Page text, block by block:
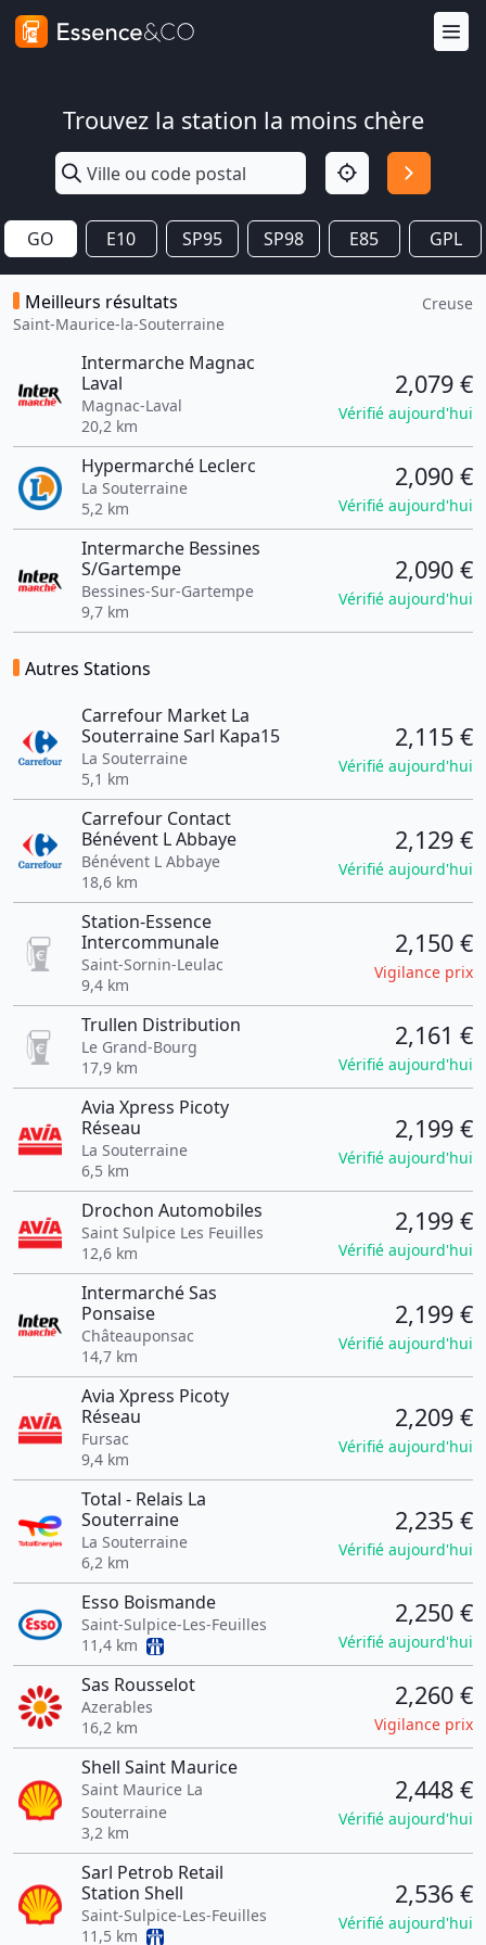
Trouvez la station la moins chère
GO E10 SP95 SP98 E85 GPL
Meilleurs résultats
Saint-Maurice-la-Souterraine
Creuse
Intermarche Magnac
Laval
Magnac-Laval
20,2 km
2,079 €
Vérifié aujourd'hui
Hypermarché Leclerc
La Souterraine
5,2 km
2,090 €
Vérifié aujourd'hui
Intermarche Bessines
S/Gartempe
Bessines-Sur-Gartempe
9,7 km
2,090 €
Vérifié aujourd'hui
Autres Stations
Carrefour Market La
Souterraine Sarl Kapa15
La Souterraine
5,1 km
2,115 €
Vérifié aujourd'hui
Carrefour Contact
Bénévent L Abbaye
Bénévent L Abbaye
18,6 km
2,129 €
Vérifié aujourd'hui
Station-Essence
Intercommunale
Saint-Sornin-Leulac
9,4 km
2,150 €
Vigilance prix
Trullen Distribution
Le Grand-Bourg
17,9 km
2,161 €
Vérifié aujourd'hui
Avia Xpress Picoty
Réseau
La Souterraine
6,5 km
2,199 €
Vérifié aujourd'hui
Drochon Automobiles
Saint Sulpice Les Feuilles
12,6 km
2,199 €
Vérifié aujourd'hui
Intermarché Sas
Ponsaise
Châteauponsac
14,7 km
2,199 €
Vérifié aujourd'hui
Avia Xpress Picoty
Réseau
Fursac
9,4 km
2,209 €
Vérifié aujourd'hui
Total - Relais La
Souterraine
La Souterraine
6,2 km
2,235 €
Vérifié aujourd'hui
Esso Boismande
Saint-Sulpice-Les-Feuilles
11,4 km
2,250 €
Vérifié aujourd'hui
Sas Rousselot
Azerables
16,2 km
2,260 €
Vigilance prix
Shell Saint Maurice
Saint Maurice La
Souterraine
3,2 km
2,448 €
Vérifié aujourd'hui
Sarl Petrob Retail
Station Shell
Saint-Sulpice-Les-Feuilles
11,5 km
2,536 €
Vérifié aujourd'hui